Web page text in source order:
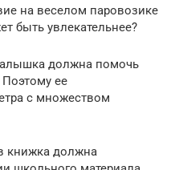
на веселом паровозике
быть увлекательнее?
должна помочь
ее
с множеством
книжка должна